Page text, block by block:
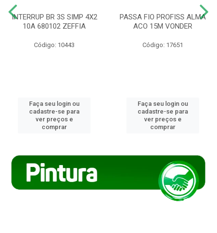
INTERRUP BR 3S SIMP 4X2
10A 680102 ZEFFIA
Código: 10443
Faça seu login ou
cadastre-se para
ver preços e
comprar
PASSA FIO PROFISS ALMA
ACO 15M VONDER
Código: 17651
Faça seu login ou
cadastre-se para
ver preços e
comprar